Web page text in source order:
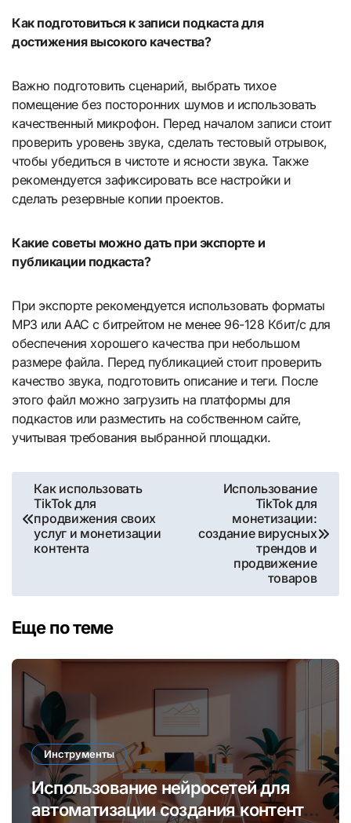
Как подготовиться к записи подкаста для
достижения высокого качества?
Важно подготовить сценарий, выбрать тихое
помещение без посторонних шумов и использовать
качественный микрофон. Перед началом записи стоит
проверить уровень звука, сделать тестовый отрывок,
чтобы убедиться в чистоте и ясности звука. Также
рекомендуется зафиксировать все настройки и
сделать резервные копии проектов.
Какие советы можно дать при экспорте и
публикации подкаста?
При экспорте рекомендуется использовать форматы
MP3 или AAC с битрейтом не менее 96-128 Кбит/с для
обеспечения хорошего качества при небольшом
размере файла. Перед публикацией стоит проверить
качество звука, подготовить описание и теги. После
этого файл можно загрузить на платформы для
подкастов или разместить на собственном сайте,
учитывая требования выбранной площадки.
Навигация
по
записям
Как использовать
TikTok для
продвижения своих
услуг и монетизации
контента
Использование
TikTok для
монетизации:
создание вирусных
трендов и
продвижение
товаров
Еще по теме
Инструменты
Использование нейросетей для
автоматизации создания контента